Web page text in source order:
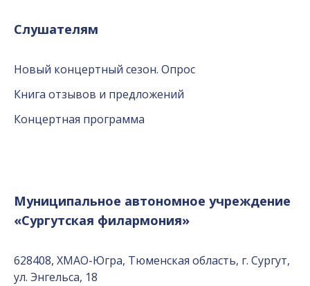
Слушателям
Новый концертный сезон. Опрос
Книга отзывов и предложений
Концертная программа
Муниципальное автономное учреждение
«Сургутская филармония»
628408, ХМАО-Югра, Тюменская область, г. Сургут,
ул. Энгельса, 18